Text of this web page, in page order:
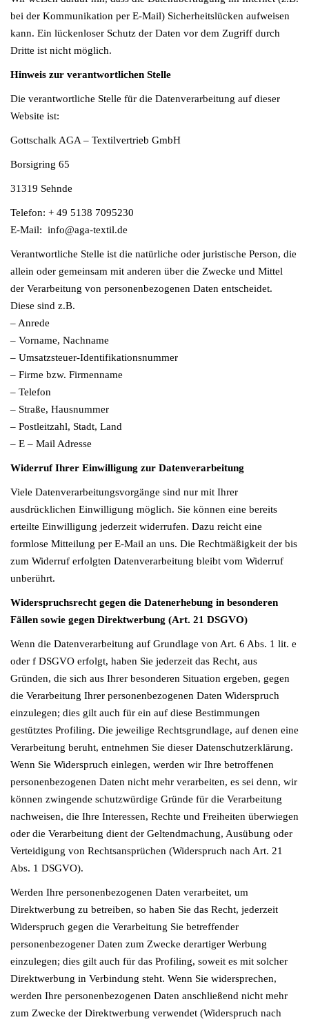
bei der Kommunikation per E-Mail) Sicherheitslücken aufweisen
kann. Ein lückenloser Schutz der Daten vor dem Zugriff durch
Dritte ist nicht möglich.
Hinweis zur verantwortlichen Stelle
Die verantwortliche Stelle für die Datenverarbeitung auf dieser
Website ist:
Gottschalk AGA – Textilvertrieb GmbH
Borsigring 65
31319 Sehnde
Telefon: + 49 5138 7095230
E-Mail: info@aga-textil.de
Verantwortliche Stelle ist die natürliche oder juristische Person, die
allein oder gemeinsam mit anderen über die Zwecke und Mittel
der Verarbeitung von personenbezogenen Daten entscheidet.
Diese sind z.B.
– Anrede
– Vorname, Nachname
– Umsatzsteuer-Identifikationsnummer
– Firme bzw. Firmenname
– Telefon
– Straße, Hausnummer
– Postleitzahl, Stadt, Land
– E – Mail Adresse
Widerruf Ihrer Einwilligung zur Datenverarbeitung
Viele Datenverarbeitungsvorgänge sind nur mit Ihrer
ausdrücklichen Einwilligung möglich. Sie können eine bereits
erteilte Einwilligung jederzeit widerrufen. Dazu reicht eine
formlose Mitteilung per E-Mail an uns. Die Rechtmäßigkeit der bis
zum Widerruf erfolgten Datenverarbeitung bleibt vom Widerruf
unberührt.
Widerspruchsrecht gegen die Datenerhebung in besonderen
Fällen sowie gegen Direktwerbung (Art. 21 DSGVO)
Wenn die Datenverarbeitung auf Grundlage von Art. 6 Abs. 1 lit. e
oder f DSGVO erfolgt, haben Sie jederzeit das Recht, aus
Gründen, die sich aus Ihrer besonderen Situation ergeben, gegen
die Verarbeitung Ihrer personenbezogenen Daten Widerspruch
einzulegen; dies gilt auch für ein auf diese Bestimmungen
gestütztes Profiling. Die jeweilige Rechtsgrundlage, auf denen eine
Verarbeitung beruht, entnehmen Sie dieser Datenschutzerklärung.
Wenn Sie Widerspruch einlegen, werden wir Ihre betroffenen
personenbezogenen Daten nicht mehr verarbeiten, es sei denn, wir
können zwingende schutzwürdige Gründe für die Verarbeitung
nachweisen, die Ihre Interessen, Rechte und Freiheiten überwiegen
oder die Verarbeitung dient der Geltendmachung, Ausübung oder
Verteidigung von Rechtsansprüchen (Widerspruch nach Art. 21
Abs. 1 DSGVO).
Werden Ihre personenbezogenen Daten verarbeitet, um
Direktwerbung zu betreiben, so haben Sie das Recht, jederzeit
Widerspruch gegen die Verarbeitung Sie betreffender
personenbezogener Daten zum Zwecke derartiger Werbung
einzulegen; dies gilt auch für das Profiling, soweit es mit solcher
Direktwerbung in Verbindung steht. Wenn Sie widersprechen,
werden Ihre personenbezogenen Daten anschließend nicht mehr
zum Zwecke der Direktwerbung verwendet (Widerspruch nach